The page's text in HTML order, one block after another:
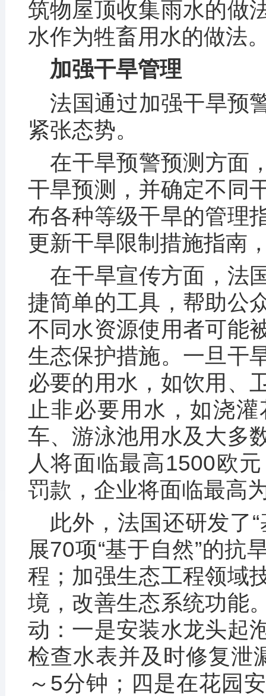
筑物屋顶收集雨水的做
水作为牲畜用水的做法
加强干旱管理
法国通过加强干旱预
紧张态势。
在干旱预警预测方面
干旱预测，并确定不同
布各种等级干旱的管理
更新干旱限制措施指南
在干旱宣传方面，法
捷简单的工具，帮助公
不同水资源使用者可能
生态保护措施。一旦干
必要的用水，如饮用、
止非必要用水，如浇
车、游泳池用水及大多
人将面临最高1500欧
罚款，企业将面临最高
此外，法国还研发了
展70项“基于自然”的抗
程；加强生态工程领域
境，改善生态系统功能
动：一是安装水龙头起
检查水表并及时修复泄
～5分钟；四是在花园